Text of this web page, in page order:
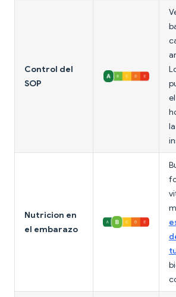
Control del
SOP
Nutricion en
el embarazo